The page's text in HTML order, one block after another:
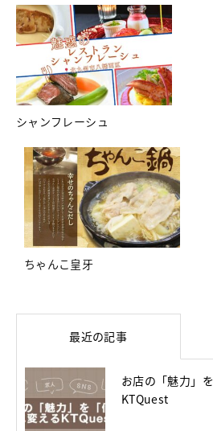
シャンフレーシュ
ちゃんこ皇牙
最近の記事
お店の「魅力」
KTQuest